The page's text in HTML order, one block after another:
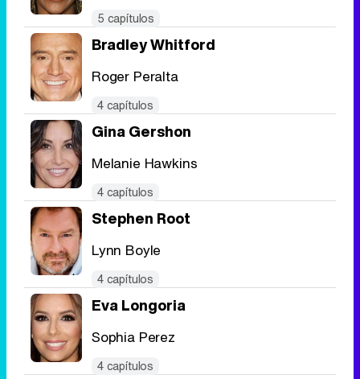
5 capítulos
Bradley Whitford
Roger Peralta
4 capítulos
Gina Gershon
Melanie Hawkins
4 capítulos
Stephen Root
Lynn Boyle
4 capítulos
Eva Longoria
Sophia Perez
4 capítulos